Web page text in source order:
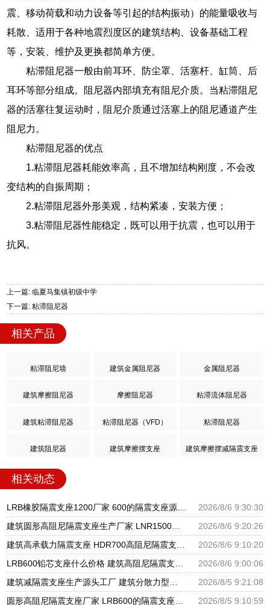
震、移动荷载和动力设备等引起的结构振动）的能量吸收与
耗散、适用于各种地震烈度区的建筑结构、设备基础工程
等，安装、维护及更换都简单方便。
粘滞阻尼器一般由前耳环、防尘罩、活塞杆、缸筒、后
耳环等部分组成。阻尼器内部填充有阻尼介质。当粘滞阻尼
器的活塞往复运动时，阻尼介质通过活塞上的阻尼通道产生
阻尼力。
粘滞阻尼器的优点
1.粘滞阻尼器耗能效率高，且不增加结构刚度，不会改
变结构的自振周期；
2.粘滞阻尼器外形美观，结构紧凑，安装方便；
3.粘滞阻尼器性能稳定，既可以用于抗震，也可以用于
抗风。
上一篇: 临夏马集镇初级中学
下一篇: 粘滞阻尼器
相关产品
粘滞阻尼墙 建筑金属阻尼器 金属阻尼器
建筑摩擦阻尼器 摩擦阻尼器 粘滞流体阻尼器
建筑粘滞阻尼器 粘滞阻尼器（VFD） 粘滞阻尼器
建筑阻尼器 建筑摩擦摆支座 建筑摩擦摆减隔震支座
相关动态
2026/8/6 9:30:30
2026/8/6 9:20:26
2026/8/6 9:10:20
2026/8/6 9:00:06
2026/8/5 9:21:08
2026/8/5 9:10:59